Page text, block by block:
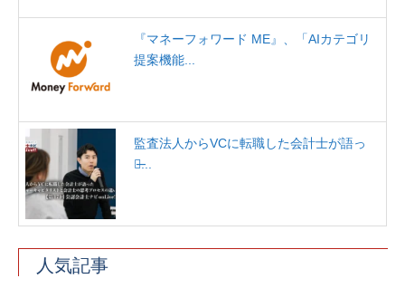
『マネーフォワード ME』、「AIカテゴリ
提案機能...
監査法人からVCに転職した会計士が語っ
た̶...
人気記事